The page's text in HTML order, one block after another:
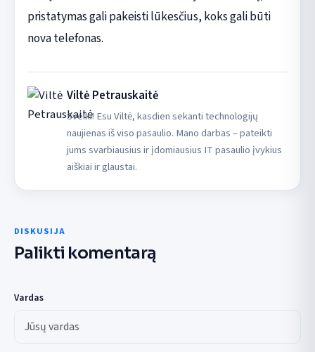
pristatymas gali pakeisti lūkesčius, koks gali būti
nova telefonas.
Viltė Petrauskaitė
Sveiki! Esu Viltė, kasdien sekanti technologijų
naujienas iš viso pasaulio. Mano darbas – pateikti
jums svarbiausius ir įdomiausius IT pasaulio įvykius
aiškiai ir glaustai.
DISKUSIJA
Palikti komentarą
Vardas